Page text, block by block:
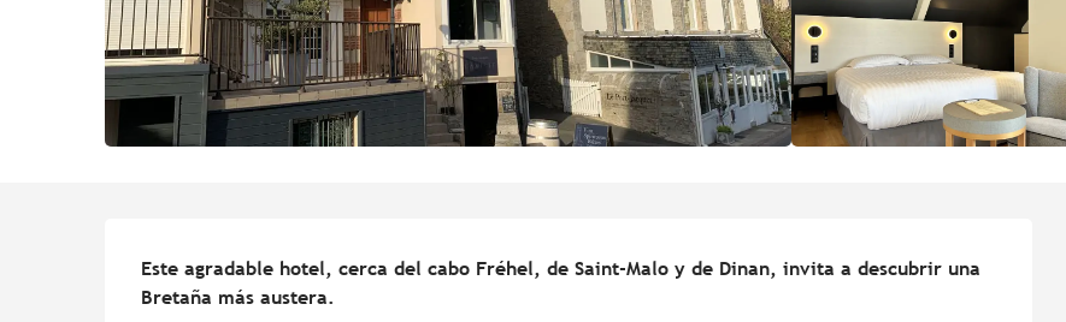
Este agradable hotel, cerca del cabo Fréhel, de Saint-Malo y de Dinan, invita a descubrir una
Bretaña más austera.